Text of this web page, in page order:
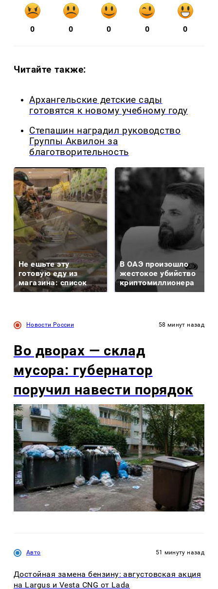
0 0 0 0 0
Читайте также:
Архангельские детские сады
готовятся к новому учебному году
Степашин наградил руководство
Группы Аквилон за
благотворительность
Не ешьте эту
готовую еду из
магазина: список
В ОАЭ произошло
жестокое убийство
криптомиллионера
Новости России 58 минут назад
Во дворах — склад
мусора: губернатор
поручил навести порядок
Авто 51 минуту назад
Достойная замена бензину: августовская акция
на Largus и Vesta CNG от Lada